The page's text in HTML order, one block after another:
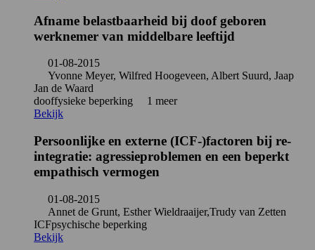
Afname belastbaarheid bij doof geboren
werknemer van middelbare leeftijd
01-08-2015
Yvonne Meyer, Wilfred Hoogeveen, Albert Suurd, Jaap
Jan de Waard
dooffysieke beperking
1 meer
Bekijk
Persoonlijke en externe (ICF-)factoren bij re-
integratie: agressieproblemen en een beperkt
empathisch vermogen
01-08-2015
Annet de Grunt, Esther Wieldraaijer,Trudy van Zetten
ICFpsychische beperking
Bekijk